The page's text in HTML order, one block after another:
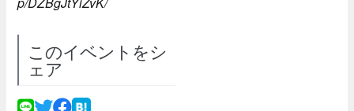
このイベントをシ
ェア